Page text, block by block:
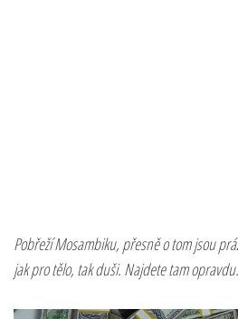
Pobřeží Mosambiku, přesně o tom jsou
jak pro tělo, tak duši. Najdete tam